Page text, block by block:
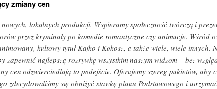
zmiany cen
nowych, lokalnych produkcji. Wspieramy społeczność twórczą i
przez kryminały po komedie romantyczne czy animacje. Wśród
kultowy tytuł Kajko i Kokosz, a także wiele, wiele innych.
zapewnić najlepszą rozrywkę wszystkim naszym widzom – bez
cen odzwierciedlają to podejście. Oferujemy szereg pakietów, aby
zdecydowaliśmy się obniżyć stawkę planu Podstawowego i